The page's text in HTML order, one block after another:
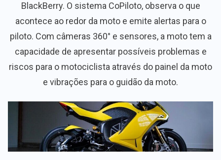
BlackBerry. O sistema CoPiloto, observa o que
acontece ao redor da moto e emite alertas para o
piloto. Com câmeras 360° e sensores, a moto tem a
capacidade de apresentar possíveis problemas e
riscos para o motociclista através do painel da moto
e vibrações para o guidão da moto.